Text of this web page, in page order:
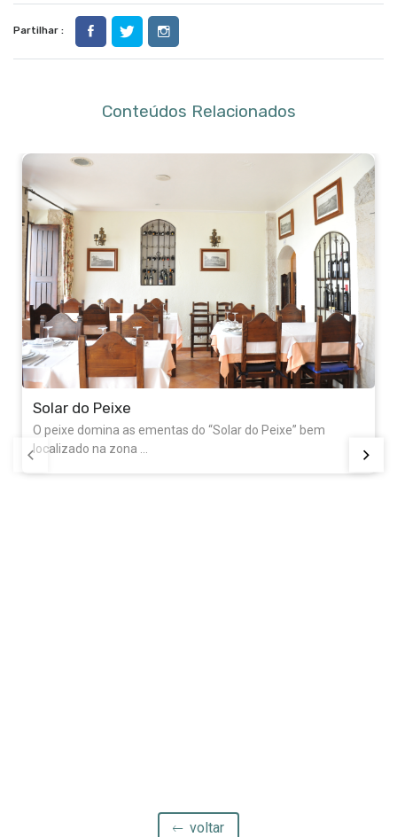
Partilhar :
Conteúdos Relacionados
Solar do Peixe
O peixe domina as ementas do “Solar do Peixe” bem
localizado na zona ...
voltar